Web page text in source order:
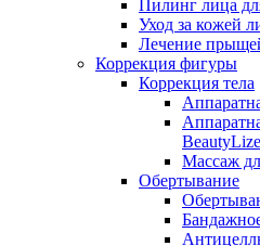
Пилинг лица
Уход за кожей
Лечение
Коррекция фигуры
Коррекция тела
Массаж
Обертывание